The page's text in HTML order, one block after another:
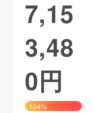
ゲーム・サ
7,15
3,48
0円
124%